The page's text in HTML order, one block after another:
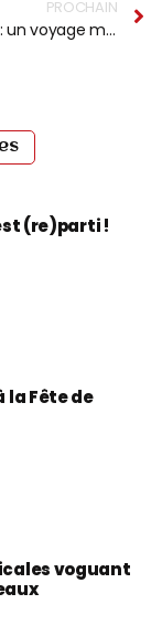
PROCHAIN
Les Escales : un voyage musical inoubliable
(re)parti !
la Fête de
voguant